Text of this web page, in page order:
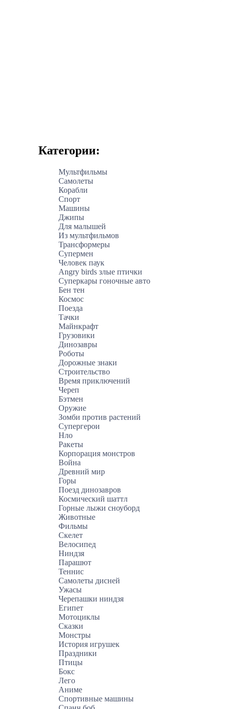
Категории:
Мультфильмы
Самолеты
Корабли
Спорт
Машины
Джипы
Для малышей
Из мультфильмов
Трансформеры
Супермен
Человек паук
Angry birds злые птички
Суперкары гоночные авто
Бен тен
Космос
Поезда
Тачки
Майнкрафт
Грузовики
Динозавры
Роботы
Дорожные знаки
Строительство
Время приключений
Череп
Бэтмен
Оружие
Зомби против растений
Супергерои
Нло
Ракеты
Корпорация монстров
Война
Древний мир
Горы
Поезд динозавров
Космический шаттл
Горные лыжи сноуборд
Животные
Фильмы
Скелет
Велосипед
Ниндзя
Парашют
Теннис
Самолеты дисней
Ужасы
Черепашки ниндзя
Египет
Мотоциклы
Сказки
Монстры
История игрушек
Праздники
Птицы
Бокс
Лего
Аниме
Спортивные машины